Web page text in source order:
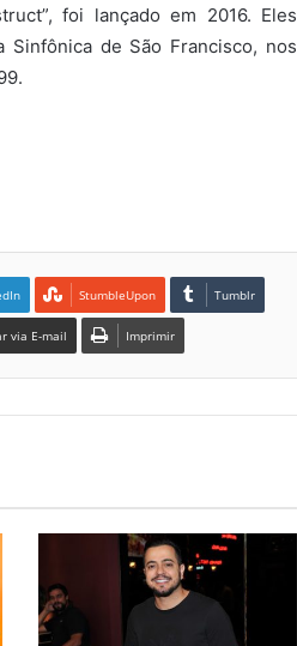
foi lançado em 2016. Eles
Sinfônica de São Francisco, nos
StumbleUpon Tumblr
via E-mail Imprimir